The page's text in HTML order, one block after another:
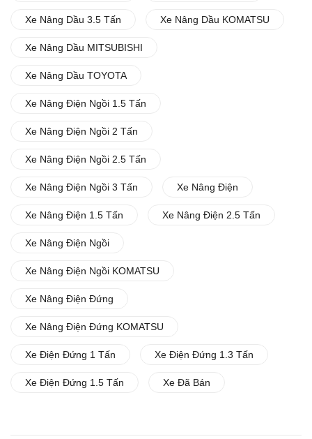
Xe Nâng Dầu 3.5 Tấn Xe Nâng Dầu KOMATSU
Xe Nâng Dầu MITSUBISHI
Xe Nâng Dầu TOYOTA
Xe Nâng Điện Ngồi 1.5 Tấn
Xe Nâng Điện Ngồi 2 Tấn
Xe Nâng Điện Ngồi 2.5 Tấn
Xe Nâng Điện Ngồi 3 Tấn Xe Nâng Điện
Xe Nâng Điện 1.5 Tấn Xe Nâng Điện 2.5 Tấn
Xe Nâng Điện Ngồi
Xe Nâng Điện Ngồi KOMATSU
Xe Nâng Điện Đứng
Xe Nâng Điện Đứng KOMATSU
Xe Điện Đứng 1 Tấn Xe Điện Đứng 1.3 Tấn
Xe Điện Đứng 1.5 Tấn Xe Đã Bán